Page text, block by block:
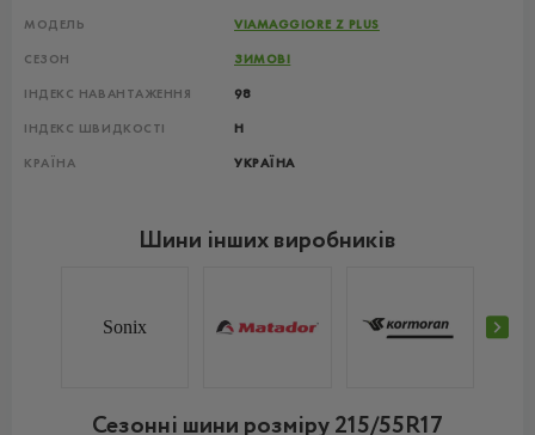
МОДЕЛЬ VIAMAGGIORE Z PLUS
СЕЗОН ЗИМОВІ
ІНДЕКС НАВАНТАЖЕННЯ 98
ІНДЕКС ШВИДКОСТІ H
КРАЇНА УКРАЇНА
Шини інших виробників
Sonix
Сезонні шини розміру 215/55R17